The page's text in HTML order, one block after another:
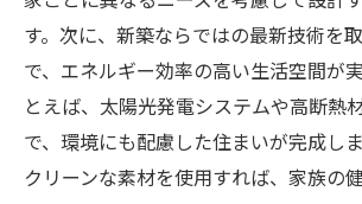
す。次に、新築ならではの最新技術を
で、エネルギー効率の高い生活空間が
とえば、太陽光発電システムや高断熱
で、環境にも配慮した住まいが完成し
クリーンな素材を使用すれば、家族の